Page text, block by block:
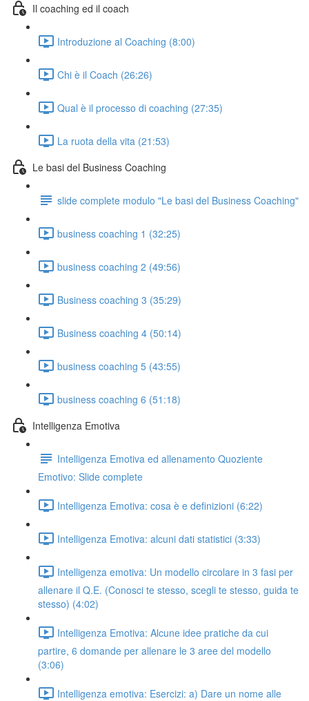
Il coaching ed il coach
Introduzione al Coaching (8:00)
Chi è il Coach (26:26)
Qual è il processo di coaching (27:35)
La ruota della vita (21:53)
Le basi del Business Coaching
slide complete modulo "Le basi del Business Coaching"
business coaching 1 (32:25)
business coaching 2 (49:56)
Business coaching 3 (35:29)
Business coaching 4 (50:14)
business coaching 5 (43:55)
business coaching 6 (51:18)
Intelligenza Emotiva
Intelligenza Emotiva ed allenamento Quoziente
Emotivo: Slide complete
Intelligenza Emotiva: cosa è e definizioni (6:22)
Intelligenza Emotiva: alcuni dati statistici (3:33)
Intelligenza emotiva: Un modello circolare in 3 fasi per
allenare il Q.E. (Conosci te stesso, scegli te stesso, guida te
stesso) (4:02)
Intelligenza Emotiva: Alcune idee pratiche da cui
partire, 6 domande per allenare le 3 aree del modello
(3:06)
Intelligenza emotiva: Esercizi: a) Dare un nome alle